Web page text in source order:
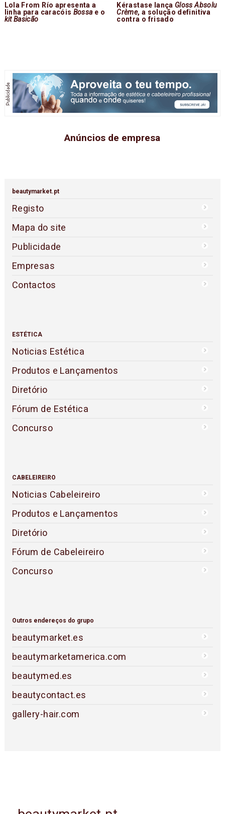
Lola From Río apresenta a
linha para caracóis Bossa e o
kit Basicão
Kérastase lança Gloss Absolu
Crème, a solução definitiva
contra o frisado
Anúncios de empresa
beautymarket.pt
Registo
Mapa do site
Publicidade
Empresas
Contactos
ESTÉTICA
Noticias Estética
Produtos e Lançamentos
Diretório
Fórum de Estética
Concurso
CABELEIREIRO
Noticias Cabeleireiro
Produtos e Lançamentos
Diretório
Fórum de Cabeleireiro
Concurso
Outros endereços do grupo
beautymarket.es
beautymarketamerica.com
beautymed.es
beautycontact.es
gallery-hair.com